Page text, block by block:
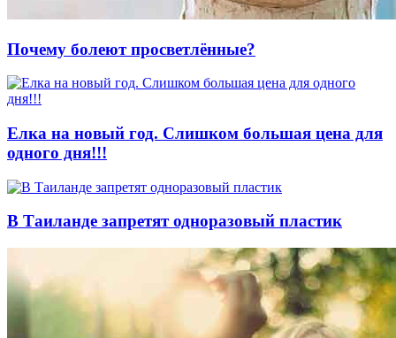
Почему болеют просветлённые?
Елка на новый год. Слишком большая цена для
одного дня!!!
В Таиланде запретят одноразовый пластик